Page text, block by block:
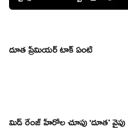
దూత ప్రీమియర్ టాక్ ఏంటి
మిడ్ రేంజ్ హీరోల చూపు ‘దూత’ వైపు